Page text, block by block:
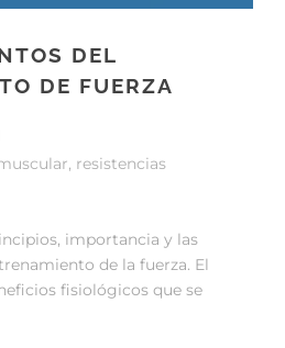
DEL
DE FUERZA
, resistencias
importancia y las
de la fuerza. El
fisiológicos que se